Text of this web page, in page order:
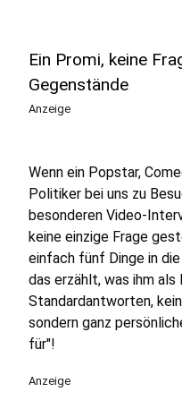
Ein Promi, keine
Gegenstände
Anzeige
Wenn ein Popstar,
Politiker bei uns zu
besonderen Video-
keine einzige Frage
einfach fünf Dinge in
das erzählt, was ihm
Standardantworten,
sondern ganz
für"!
Anzeige